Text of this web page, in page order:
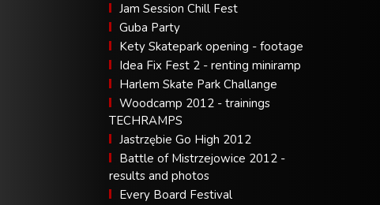
Jam Session Chill Fest
Guba Party
Kety Skatepark opening - footage
Idea Fix Fest 2 - renting miniramp
Harlem Skate Park Challange
Woodcamp 2012 - trainings
TECHRAMPS
Jastrzębie Go High 2012
Battle of Mistrzejowice 2012 -
results and photos
Every Board Festival